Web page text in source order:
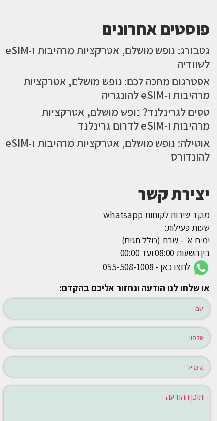
פוסטים אחרונים
גטבורג: נופש מושלם, אטרקציות מרהיבות ו-eSIM
לשוודיה
אסטרגום מחכה לכם: נופש מושלם, אטרקציות
מרהיבות ו-eSIM להונגריה
טסים לגרינלנד? נופש מושלם, אטרקציות
מרהיבות ו-eSIM לדרום גרינלנד
אוטילה: נופש מושלם, אטרקציות מרהיבות ו-eSIM
להונדורס
יצירת קשר
מוקד שירות לקוחות whatsapp
שעות פעילות:
ימים א' - שבת (כולל חגים)
בין השעות 08:00 ועד 00:00
לחצו כאן - 055-508-1008
או שלחו לנו הודעה ונחזור אליכם בהקדם: